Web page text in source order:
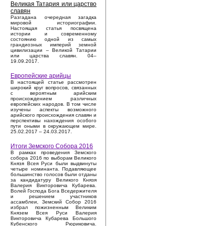
Великая Татария или царство
славян
Разгадана очередная загадка
мировой историографии.
Настоящая статья посвящена
истории и современному
состоянию одной из самых
грандиозных империй земной
цивилизации – Великой Татарии
или царства славян. 04–
19.09.2017.
Европейские арийцы
В настоящей статье рассмотрен
широкий круг вопросов, связанных
с вероятным арийским
происхождением различных
европейских народов. В том числе
изучены аспекты возможного
арийского происхождения славян и
перспективы нахождения особого
пути оными в окружающем мире.
25.02.2017 – 24.03.2017.
Итоги Земского Собора 2016
В рамках проведения Земского
собора 2016 по выборам Великого
Князя Всея Руси были выдвинуты
четыре номинанта. Подавляющее
большинство голосов были отданы
за кандидатуру Великого Князя
Валерия Викторовича Кубарева.
Волей Господа Бога Вседержителя
и решением участников
ассамблеи, Земский Собор 2016
избрал пожизненным Великим
Князем Всея Руси Валерия
Викторовича Кубарева Большого
Кубенского Рюриковича.